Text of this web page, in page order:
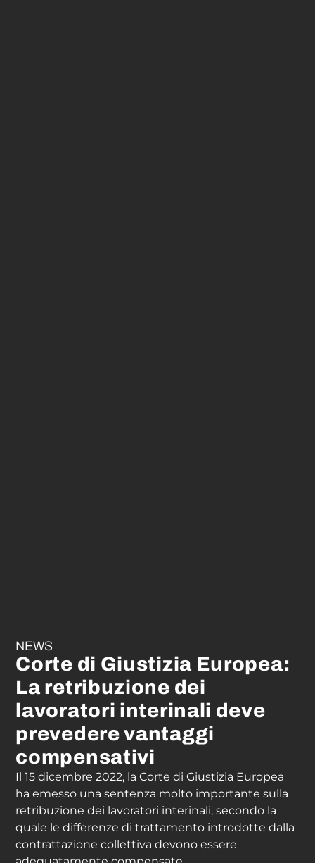
NEWS
Corte di Giustizia Europea:
La retribuzione dei
lavoratori interinali deve
prevedere vantaggi
compensativi
Il 15 dicembre 2022, la Corte di Giustizia Europea
ha emesso una sentenza molto importante sulla
retribuzione dei lavoratori interinali, secondo la
quale le differenze di trattamento introdotte dalla
contrattazione collettiva devono essere